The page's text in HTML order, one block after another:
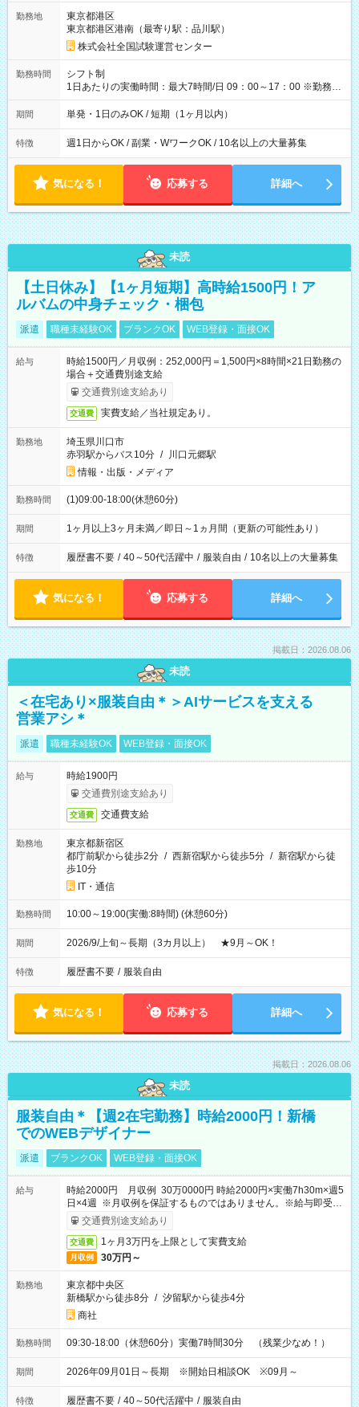
例】 ・河合塾模擬試験 8:30～17:30（休憩1時間） 時給1,300円
×8時間＝日収10,400円＋交通費 ※当日の役割により時給＋100
円の場合あり ・国家試験 7:00～13:30（休憩なし） 時給1,300
円（役割手当＋100円）×6時間＝日収8,400円＋交通費 【試用期
間】試用期間なし
勤務地
東京都港区
東京都港区港南（最寄り駅：品川駅）
株式会社全国試験運営センター
勤務時間
シフト制
1日あたりの実働時間：最大7時間/日 09：00～17：00 ※勤務時
間は 試験により異なります。
期間 単発・1日のみOK / 短期（1ヶ月以内）
特徴 週1日からOK / 副業・WワークOK / 10名以上の大量募集
気になる！ 応募する 詳細へ
未読
【土日休み】【1ヶ月短期】高時給1500円！ア
ルバムの中身チェック・梱包
派遣 職種未経験OK ブランクOK WEB登録・面接OK
給与
時給1500円／月収例：252,000円＝1,500円×8時間×21日勤務の
場合＋交通費別途支給
交通費別途支給あり
交通費 実費支給／当社規定あり。
勤務地
埼玉県川口市
赤羽駅からバス10分 / 川口元郷駅
情報・出版・メディア
勤務時間 (1)09:00-18:00(休憩60分)
期間 1ヶ月以上3ヶ月未満／即日～1ヵ月間（更新の可能性あり）
特徴 履歴書不要 / 40～50代活躍中 / 服装自由 / 10名以上の大量募集
気になる！ 応募する 詳細へ
掲載日：2026.08.06
未読
＜在宅あり×服装自由＊＞AIサービスを支える
営業アシ＊
派遣 職種未経験OK WEB登録・面接OK
給与
時給1900円
交通費別途支給あり
交通費 交通費支給
勤務地
東京都新宿区
都庁前駅から徒歩2分 / 西新宿駅から徒歩5分 / 新宿駅から徒
歩10分
IT・通信
勤務時間 10:00～19:00(実働:8時間) (休憩60分)
期間 2026/9/上旬～長期（3カ月以上） ★9月～OK！
特徴 履歴書不要 / 服装自由
気になる！ 応募する 詳細へ
掲載日：2026.08.06
未読
服装自由＊【週2在宅勤務】時給2000円！新橋
でのWEBデザイナー
派遣 ブランクOK WEB登録・面接OK
給与
時給2000円 月収例 30万0000円 時給2000円×実働7h30m×週5
日×4週 ※月収例を保証するものではありません。※給与即受取
りサービス利用可（利用条件有）
交通費別途支給あり
交通費 1ヶ月3万円を上限として実費支給
月収例 30万円～
勤務地
東京都中央区
新橋駅から徒歩8分 / 汐留駅から徒歩4分
商社
勤務時間 09:30-18:00（休憩60分）実働7時間30分 （残業少なめ！）
期間 2026年09月01日～長期 ※開始日相談OK ※09月～
特徴 履歴書不要 / 40～50代活躍中 / 服装自由